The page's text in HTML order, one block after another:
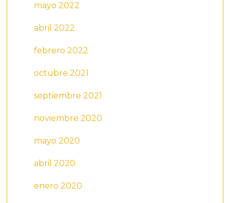
mayo 2022
abril 2022
febrero 2022
octubre 2021
septiembre 2021
noviembre 2020
mayo 2020
abril 2020
enero 2020